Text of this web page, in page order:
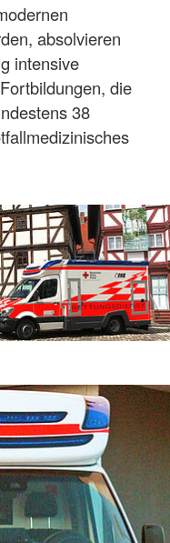
absolvieren
intensive
die
38